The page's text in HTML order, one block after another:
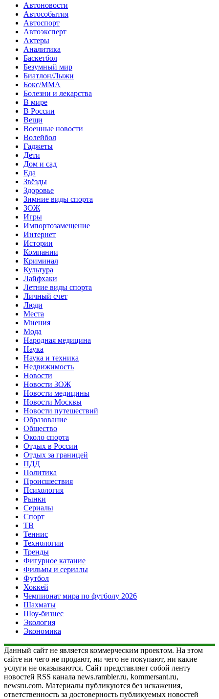
Автоновости
Автособытия
Автоспорт
Автоэксперт
Актеры
Аналитика
Баскетбол
Безумный мир
Биатлон/Лыжи
Бокс/MMA
Болезни и лекарства
В мире
В России
Вещи
Военные новости
Волейбол
Гаджеты
Дети
Дом и сад
Еда
Звёзды
Здоровье
Зимние виды спорта
ЗОЖ
Игры
Импортозамещение
Интернет
Истории
Компании
Криминал
Культура
Лайфхаки
Летние виды спорта
Личный счет
Люди
Места
Мнения
Мода
Народная медицина
Наука
Наука и техника
Недвижимость
Новости
Новости ЗОЖ
Новости медицины
Новости Москвы
Новости путешествий
Образование
Общество
Около спорта
Отдых в России
Отдых за границей
ПДД
Политика
Происшествия
Психология
Рынки
Сериалы
Спорт
ТВ
Теннис
Технологии
Тренды
Фигурное катание
Фильмы и сериалы
Футбол
Хоккей
Чемпионат мира по футболу 2026
Шахматы
Шоу-бизнес
Экология
Экономика
Данный сайт не является коммерческим проектом. На этом
сайте ни чего не продают, ни чего не покупают, ни какие
услуги не оказываются. Сайт представляет собой ленту
новостей RSS канала news.rambler.ru, kommersant.ru,
newsru.com. Материалы публикуются без искажения,
ответственность за достоверность публикуемых новостей